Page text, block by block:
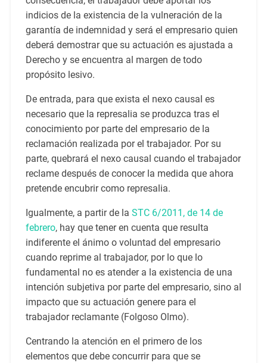
indicios de la existencia de la vulneración de la
garantía de indemnidad y será el empresario quien
deberá demostrar que su actuación es ajustada a
Derecho y se encuentra al margen de todo
propósito lesivo.
De entrada, para que exista el nexo causal es
necesario que la represalia se produzca tras el
conocimiento por parte del empresario de la
reclamación realizada por el trabajador. Por su
parte, quebrará el nexo causal cuando el trabajador
reclame después de conocer la medida que ahora
pretende encubrir como represalia.
Igualmente, a partir de la STC 6/2011, de 14 de
febrero, hay que tener en cuenta que resulta
indiferente el ánimo o voluntad del empresario
cuando reprime al trabajador, por lo que lo
fundamental no es atender a la existencia de una
intención subjetiva por parte del empresario, sino al
impacto que su actuación genere para el
trabajador reclamante (Folgoso Olmo).
Centrando la atención en el primero de los
elementos que debe concurrir para que se